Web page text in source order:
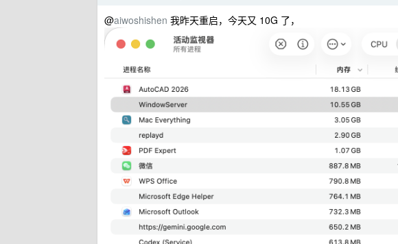
@aiwoshishen 我昨天重启，今天又 10G 了，